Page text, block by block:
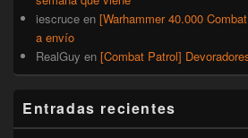
iescruce en [Warhammer 40.000
a envío
RealGuy en [Combat Patrol]
Entradas recientes